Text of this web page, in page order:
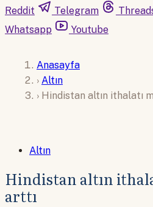
Reddit
Telegram
Whatsapp
Youtube
Anasayfa
› Altın
› Hindistan altın ithalatı
Altın
Hindistan altın
arttı